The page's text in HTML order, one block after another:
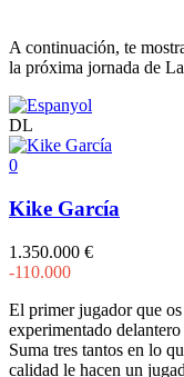
A continuación, te
la próxima jornada de
DL
0
Kike García
1.350.000 €
-110.000
El primer jugador que
experimentado
Suma tres tantos en lo
calidad le hacen un